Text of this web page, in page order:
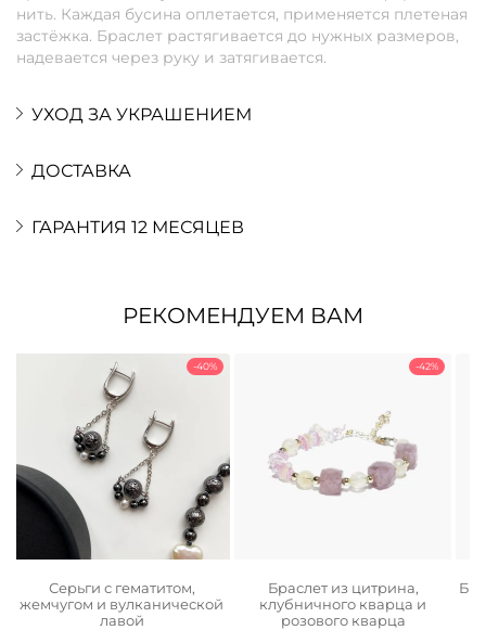
нить. Каждая бусина оплетается, применяется плетеная
застёжка. Браслет растягивается до нужных размеров,
надевается через руку и затягивается.
УХОД ЗА УКРАШЕНИЕМ
ДОСТАВКА
ГАРАНТИЯ 12 МЕСЯЦЕВ
РЕКОМЕНДУЕМ ВАМ
-40%
Серьги с гематитом,
жемчугом и вулканической
лавой
-42%
Браслет из цитрина,
клубничного кварца и
розового кварца